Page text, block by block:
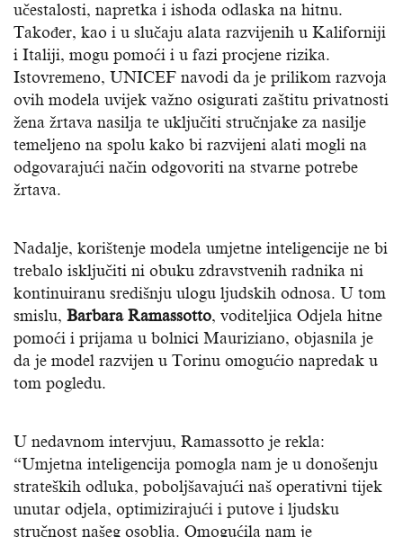
učestalosti, napretka i ishoda odlaska na hitnu.
Također, kao i u slučaju alata razvijenih u Kaliforniji
i Italiji, mogu pomoći i u fazi procjene rizika.
Istovremeno, UNICEF navodi da je prilikom razvoja
ovih modela uvijek važno osigurati zaštitu privatnosti
žena žrtava nasilja te uključiti stručnjake za nasilje
temeljeno na spolu kako bi razvijeni alati mogli na
odgovarajući način odgovoriti na stvarne potrebe
žrtava.
Nadalje, korištenje modela umjetne inteligencije ne bi
trebalo isključiti ni obuku zdravstvenih radnika ni
kontinuiranu središnju ulogu ljudskih odnosa. U tom
smislu, Barbara Ramassotto, voditeljica Odjela hitne
pomoći i prijama u bolnici Mauriziano, objasnila je
da je model razvijen u Torinu omogućio napredak u
tom pogledu.
U nedavnom intervjuu, Ramassotto je rekla:
“Umjetna inteligencija pomogla nam je u donošenju
strateških odluka, poboljšavajući naš operativni tijek
unutar odjela, optimizirajući i putove i ljudsku
stručnost našeg osoblja. Omogućila nam je